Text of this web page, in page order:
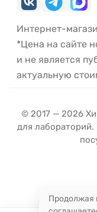
Интернет-
*Цена на сайте
и не является
актуальную
© 2017 — 2026
для
Продолжая